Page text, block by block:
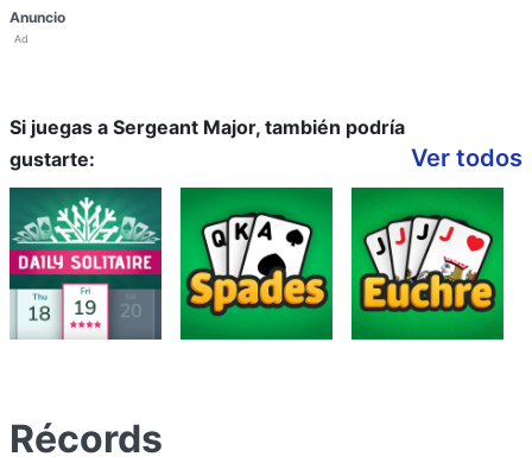
Anuncio
Ad
Si juegas a Sergeant Major, también podría
gustarte:
Ver todos
Récords